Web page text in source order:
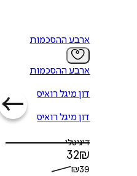
ארבע ההסכמות
ארבע ההסכמות
דון מיגל רואיס
דון מיגל רואיס
דיגיטלי
32₪
₪39